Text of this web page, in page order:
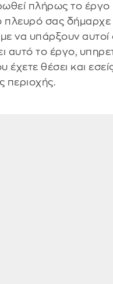
πλήρως το έργο
πλευρό σας δήμαρχε
να υπάρξουν αυτοί
αυτό το έργο,
έχετε θέσει και
περιοχής.